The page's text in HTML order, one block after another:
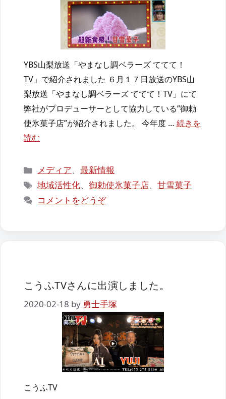
YBS山梨放送「やまなし調ベラーズ ててて！
TV」で紹介されました ６月１７日放送のYBS山
梨放送「やまなし調ベラーズ ててて！TV」にて
弊社がプロデューサーとして協力している”御勅
使氷菓子店”が紹介されました。 今年度 … 続きを
読む
カ
テ
リ
メディア、最新情報
タ
グ
地域活性化、御勅使氷菓子店、甘雪菓子
コメントをどうぞ
こうふTVさんに出演しました。
2020-02-18 by 勇士手塚
こうふTV